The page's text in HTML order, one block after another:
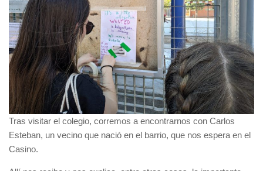
Tras visitar el colegio, corremos a encontrarnos con Carlos
Esteban, un vecino que nació en el barrio, que nos espera en el
Casino.